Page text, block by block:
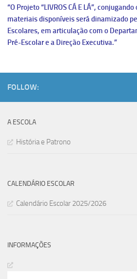
“O Projeto “LIVROS CÁ E LÁ”,
materiais disponíveis será dinamizado
Escolares, em articulação com o
Pré-Escolar e a Direção Executiva.”
FOLLOW:
A ESCOLA
História e Patrono
CALENDÁRIO ESCOLAR
Calendário Escolar 2025/2026
INFORMAÇÕES